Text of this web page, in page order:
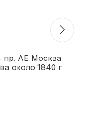
пр. АЕ Москва
около 1840 г